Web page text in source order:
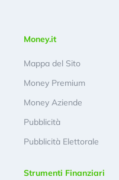
Money.it
Mappa del Sito
Money Premium
Money Aziende
Pubblicità
Pubblicità Elettorale
Strumenti Finanziari